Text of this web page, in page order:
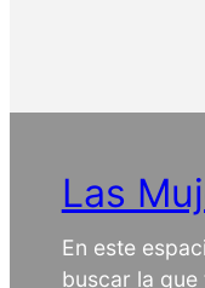
Las
En este
buscar la